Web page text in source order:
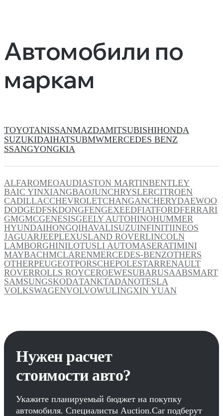
Автомобили по
маркам
TOYOTANISSANMAZDAMITSUBISHIHONDA
SUZUKIDAIHATSUBMWMERCEDES BENZ
SSANGYONGKIA
ALFAROMEOAUDIASTON MARTINBENTLEY
BAIC YINXIANGBAOJUNCHRYSLERCITROEN
CADILLACCHEVROLETCHANGANCHERYDAEWOO
DODGEDFSKDONGFENGEXEEDFIATFORDFERRARI
GMGMCGENESISGEELY AUTOHINOHUMMER
HYUNDAIHONGQIHAVALISUZUINFINITIINEOS
JAGUARJEEPLEXUSLAND ROVERLINCOLN
LAMBORGHINILOTUSLI AUTOMASERATIMINI
MAYBACHMCLARENMERCEDES-BENZOTHERS
OTHERPEUGEOTPORSCHEPOLESTARRENAULT
ROVERROLLS ROYCEROEWESUBARUSAABSMART
SAMSUNGSKODATANKTADANOTESLA
VOLKSWAGENVOLVOWULINGXIN YUAN
Нужен расчет
стоимости авто?
Укажите планируемый бюджет на покупку
автомобиля. Специалисты Auction.Car подберут